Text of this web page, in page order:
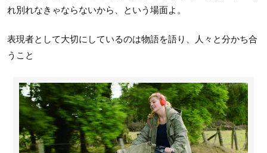
れ別れなきゃならないから、という場面よ。
表現者として大切にしているのは物語を語り、人々と分かち合
うこと